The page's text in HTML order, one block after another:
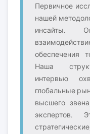
Первичное
нашей
инсайты.
обеспечения
Наша
интервью
глобальные
высшего
экспертов.